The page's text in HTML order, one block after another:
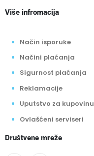
Više infromacija
Način isporuke
Načini plaćanja
Sigurnost plaćanja
Reklamacije
Uputstvo za kupovinu
Ovlašćeni serviseri
Društvene mreže